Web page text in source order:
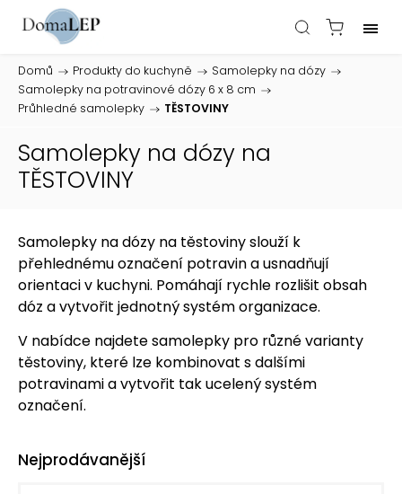
Domů / Produkty do kuchyně / Samolepky na dózy /
Samolepky na potravinové dózy 6 x 8 cm /
Průhledné samolepky / TĚSTOVINY
Samolepky na dózy na
TĚSTOVINY
Samolepky na dózy na těstoviny slouží k
přehlednému označení potravin a usnadňují
orientaci v kuchyni. Pomáhají rychle rozlišit obsah
dóz a vytvořit jednotný systém organizace.
V nabídce najdete samolepky pro různé varianty
těstoviny, které lze kombinovat s dalšími
potravinami a vytvořit tak ucelený systém
označení.
Nejprodávanější